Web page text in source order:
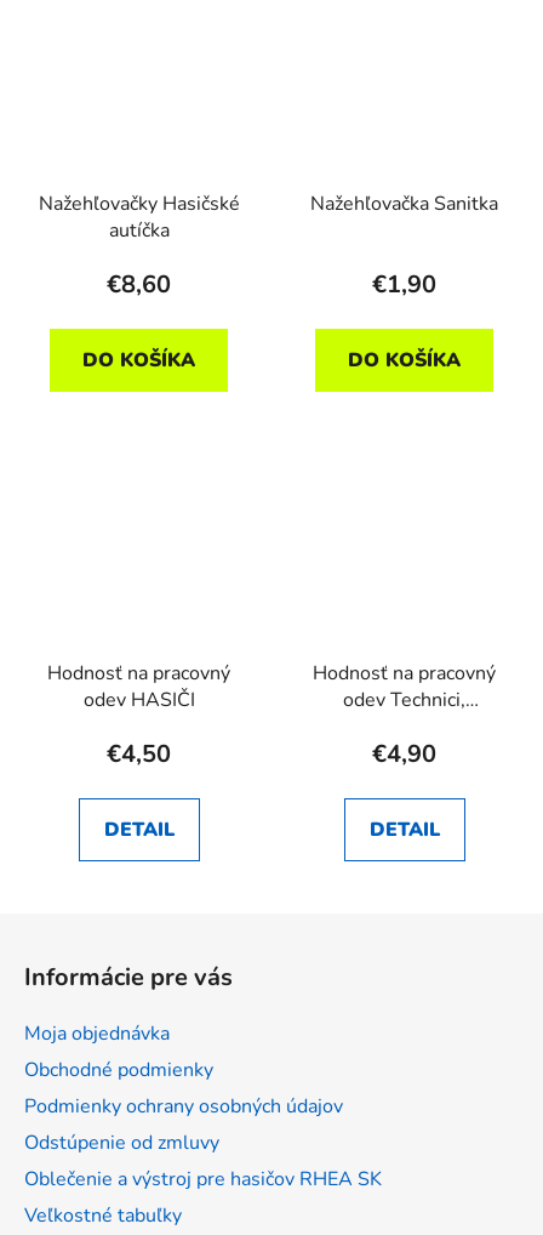
Nažehľovačky Hasičské
autíčka
€8,60
DO KOŠÍKA
Nažehľovačka Sanitka
€1,90
DO KOŠÍKA
Hodnosť na pracovný
odev HASIČI
€4,50
DETAIL
Hodnosť na pracovný
odev Technici,
€4,90
DETAIL
Informácie pre vás
Moja objednávka
Obchodné podmienky
Podmienky ochrany osobných údajov
Odstúpenie od zmluvy
Oblečenie a výstroj pre hasičov RHEA SK
Veľkostné tabuľky